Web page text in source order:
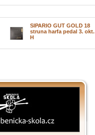
SIPARIO GUT GOLD 18
struna harfa pedal 3. okt.
H